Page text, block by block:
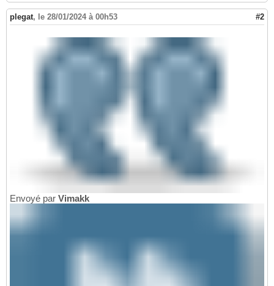
plegat, le 28/01/2024 à 00h53 #2
Envoyé par Vimakk